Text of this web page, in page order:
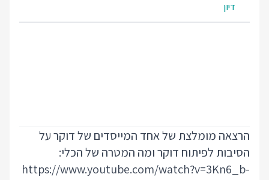
דיון
הרצאה מומלצת של אחד המייסדים של דוקר על
הסיבות לפיתוח דוקר ומה המטרה של הכלי:
https://www.youtube.com/watch?v=3Kn6_b-